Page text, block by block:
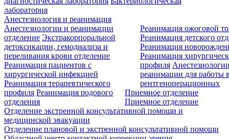
лаборатория
Анестезиология и реанимация
Анестезиологии и реанимации
отделение Экстракорпоральной
детоксикации, гемодиализа и
переливания крови отделение
Реанимация пациентов с
хирургической инфекцией
Реанимация терапевтического
профиля Реанимация родового
отделения
Реанимация ожоговой
Реанимация детского
Реанимация
Реанимация
профиля
реанимации для работы
рентгеноперационных
Приемное отделение
Приемное отделение
Отделение экстренной консультативной помощи и
медицинской эвакуации
Отделение плановой и экстренной консультативной помощи